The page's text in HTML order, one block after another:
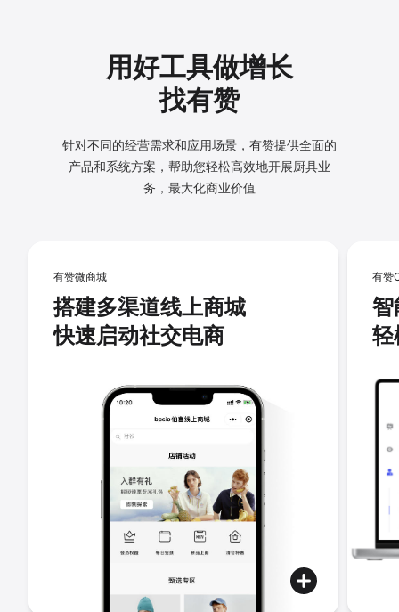
用好工具做增长
找有赞
针对不同的经营需求和应用场景，有赞提供全面的
产品和系统方案， 帮助您轻松高效地开展厨具业
务，最大化商业价值
有赞微商城
搭建多渠道线上商城
快速启动社交电商
有赞
智
轻